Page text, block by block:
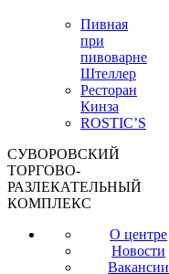
Пивная
при
пивоварне
Штеллер
Ресторан
Кинза
ROSTIC’S
СУВОРОВСКИЙ
ТОРГОВО-
РАЗЛЕКАТЕЛЬНЫЙ
КОМПЛЕКС
О центре
Новости
Вакансии